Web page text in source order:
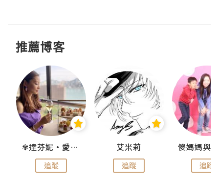
推薦博客
✾達芬妮•愛孩子•愛生活✾
追蹤
艾米莉
追蹤 追蹤